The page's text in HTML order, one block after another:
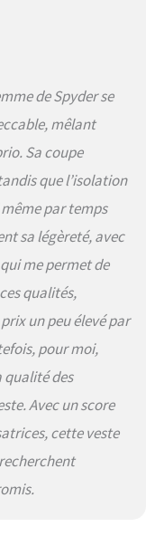
de Spyder se
mêlant
Sa coupe
que l’isolation
par temps
sa légèreté, avec
me permet de
qualités,
un peu élevé par
pour moi,
qualité des
Avec un score
cette veste